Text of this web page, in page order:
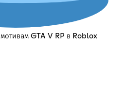
GTA V RP в Roblox